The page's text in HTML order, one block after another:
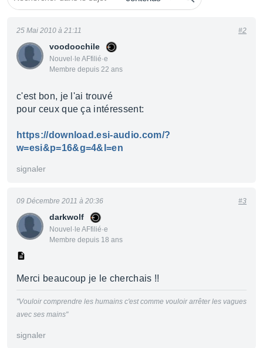
voodoochile
Nouvel·le AFfilié·e
Membre depuis 22 ans
25 Mai 2010 à 21:11 #2
c'est bon, je l'ai trouvé
pour ceux que ça intéressent:
https://download.esi-audio.com/?
w=esi&p=16&g=4&l=en
signaler
darkwolf
Nouvel·le AFfilié·e
Membre depuis 18 ans
09 Décembre 2011 à 20:36 #3
Merci beaucoup je le cherchais !!
"Vouloir comprendre les humains c'est comme vouloir arrêter les vagues
avec ses mains"
signaler